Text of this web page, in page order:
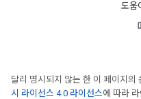
도움
달리 명시되지 않는 한 이 페이지의
시 라이선스 4.0 라이선스에 따라